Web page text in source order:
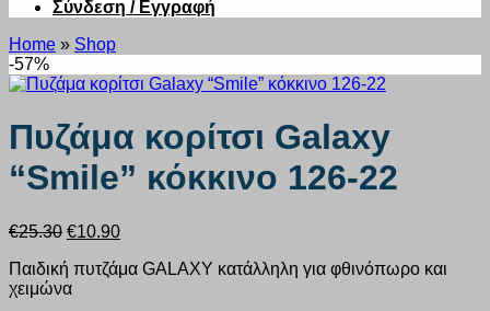
Σύνδεση / Εγγραφή
Home » Shop
-57%
Πυζάμα κορίτσι Galaxy
“Smile” κόκκινο 126-22
€25.30 Original
was:
€25.30.
€10.90Η
τιμή
Παιδική πυτζάμα GALAXY κατάλληλη για φθινόπωρο και
χειμώνα